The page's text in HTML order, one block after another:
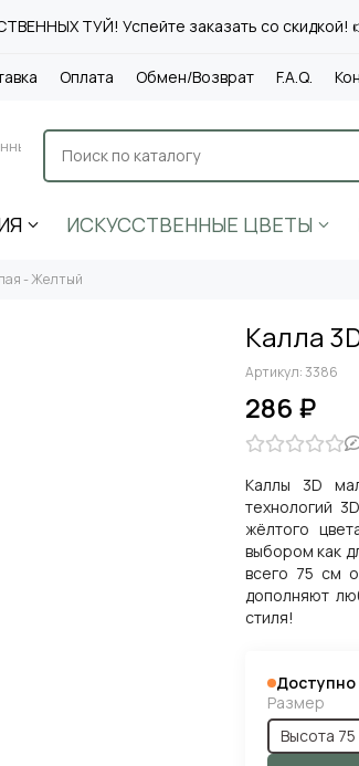
ТУЙ! Успейте заказать со скидкой!
Оплата Обмен/Возврат F.A.Q.
ИСКУССТВЕННЫЕ ЦВЕТЫ
- Желтый
Калла
Артикул:3386
286 ₽
Каллы 3D
технологий
жёлтого
выбором как
всего 75 см
дополняют
стиля!
Доступно
Размер
Высота